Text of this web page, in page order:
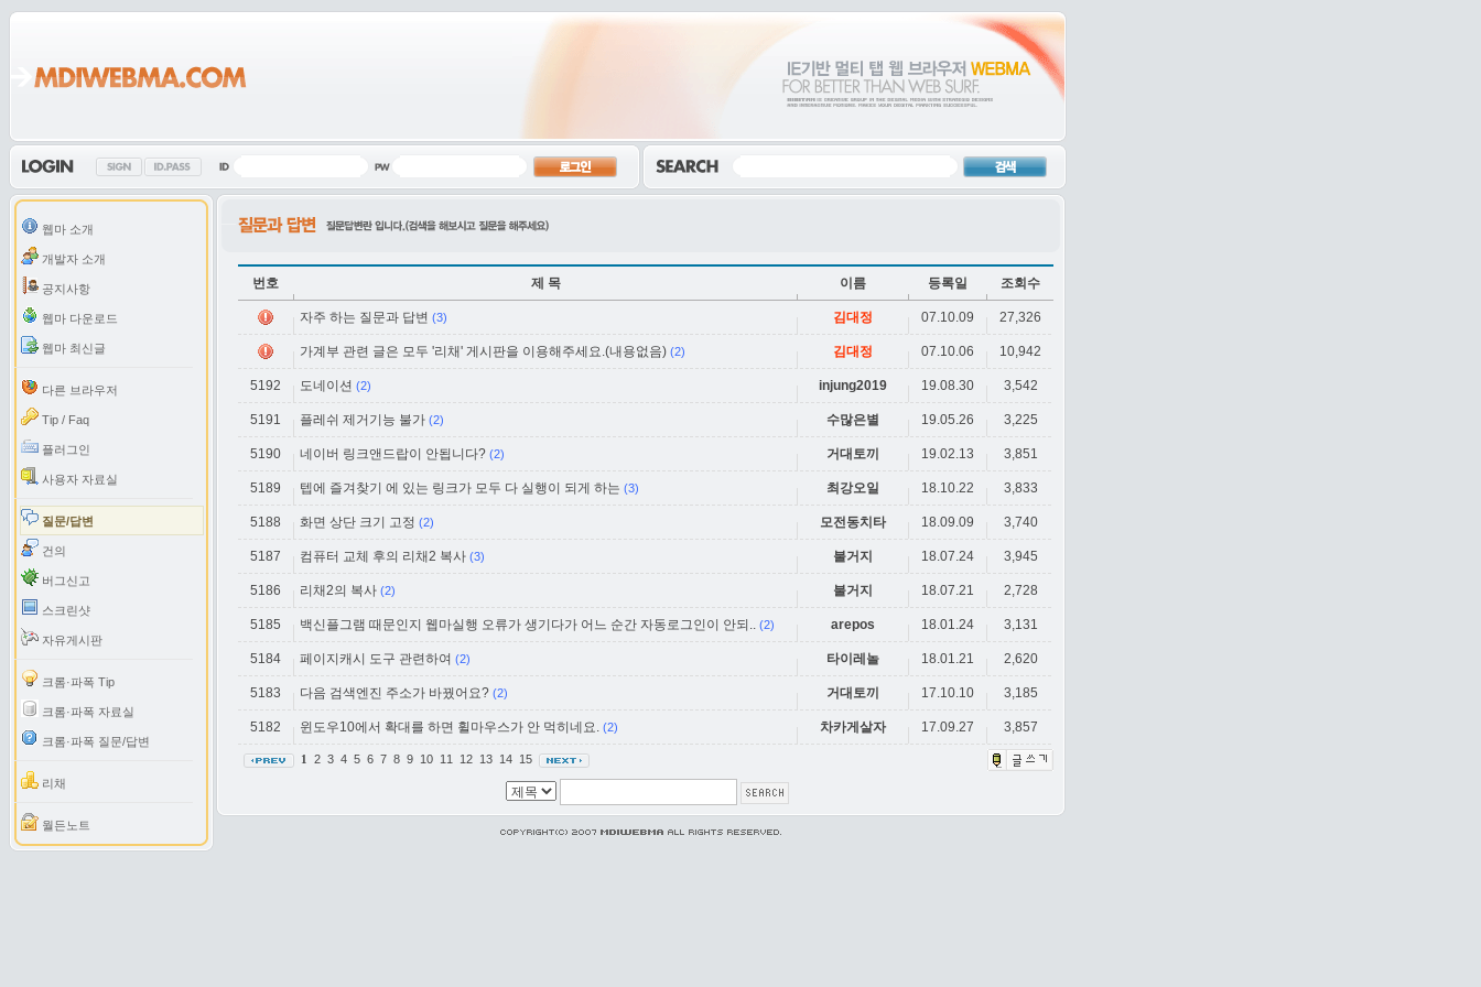
웹마 소개
개발자 소개
공지사항
웹마 다운로드
웹마 최신글
다른 브라우저
Tip / Faq
플러그인
사용자 자료실
질문/답변
건의
버그신고
스크린샷
자유게시판
크롬·파폭 Tip
크롬·파폭 자료실
크롬·파폭 질문/답변
리채
월든노트
번호 제 목 이름 등록일 조회수
자주 하는 질문과 답변 (3) 김대정 07.10.09 27,326
가계부 관련 글은 모두 '리채' 게시판을 이용해주세요.(내용없음) (2) 김대정 07.10.06 10,942
5192 도네이션 (2) injung2019 19.08.30 3,542
5191 플레쉬 제거기능 불가 (2) 수많은별 19.05.26 3,225
5190 네이버 링크앤드랍이 안됩니다? (2) 거대토끼 19.02.13 3,851
5189 텝에 즐겨찾기 에 있는 링크가 모두 다 실행이 되게 하는 (3) 최강오일 18.10.22 3,833
5188 화면 상단 크기 고정 (2) 모전동치타 18.09.09 3,740
5187 컴퓨터 교체 후의 리채2 복사 (3) 불거지 18.07.24 3,945
5186 리채2의 복사 (2) 불거지 18.07.21 2,728
5185 백신플그램 때문인지 웹마실행 오류가 생기다가 어느 순간 자동로그인이 안되.. (2) arepos 18.01.24 3,131
5184 페이지캐시 도구 관련하여 (2) 타이레놀 18.01.21 2,620
5183 다음 검색엔진 주소가 바꿨어요? (2) 거대토끼 17.10.10 3,185
5182 윈도우10에서 확대를 하면 휠마우스가 안 먹히네요. (2) 차카게살자 17.09.27 3,857
1 2 3 4 5 6 7 8 9 10 11 12 13 14 15